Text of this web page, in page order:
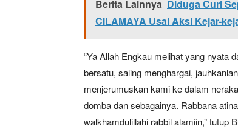
Berita Lainnya
Transportasi
Berita Lainnya Diduga Curi
CILAMAYA Usai Aksi Kejar-
“Ya Allah Engkau melihat yang nyata
bersatu, saling menghargai,
menjerumuskan kami ke dalam
domba dan sebagainya. Rabbana
walkhamdulillahi rabbil alamiin,” tutup